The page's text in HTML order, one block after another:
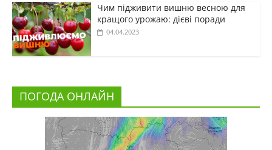
Чим підживити вишню весною для
кращого урожаю: дієві поради
04.04.2023
ПОГОДА ОНЛАЙН